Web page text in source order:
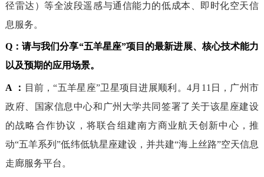
径雷达）等全波段遥感与通信能力的低成本、即时化空天信
息服务。
Q：请与我们分享“五羊星座”项目的最新进展、核心技术能力
以及预期的应用场景。
A ： 目前，“五羊星座”卫星项目进展顺利。4月11日，广州市
政府、国家信息中心和广州大学共同签署了关于该星座建设
的战略合作协议，将联合组建南方商业航天创新中心，推
动“五羊系列”低纬低轨星座建设，并共建“海上丝路”空天信息
走廊服务平台。